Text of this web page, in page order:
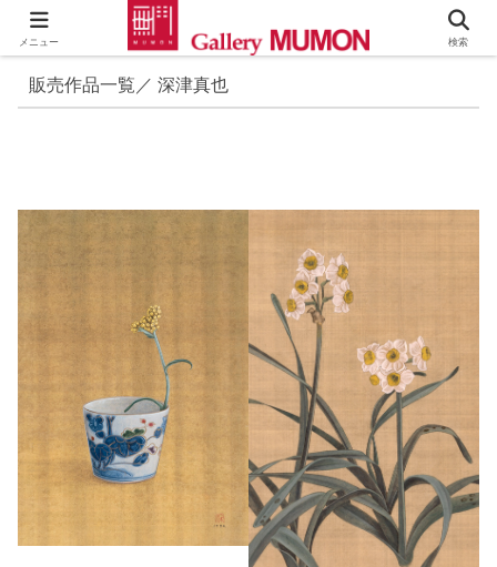
販売作品一覧／ 深津真也
メニュー 検索